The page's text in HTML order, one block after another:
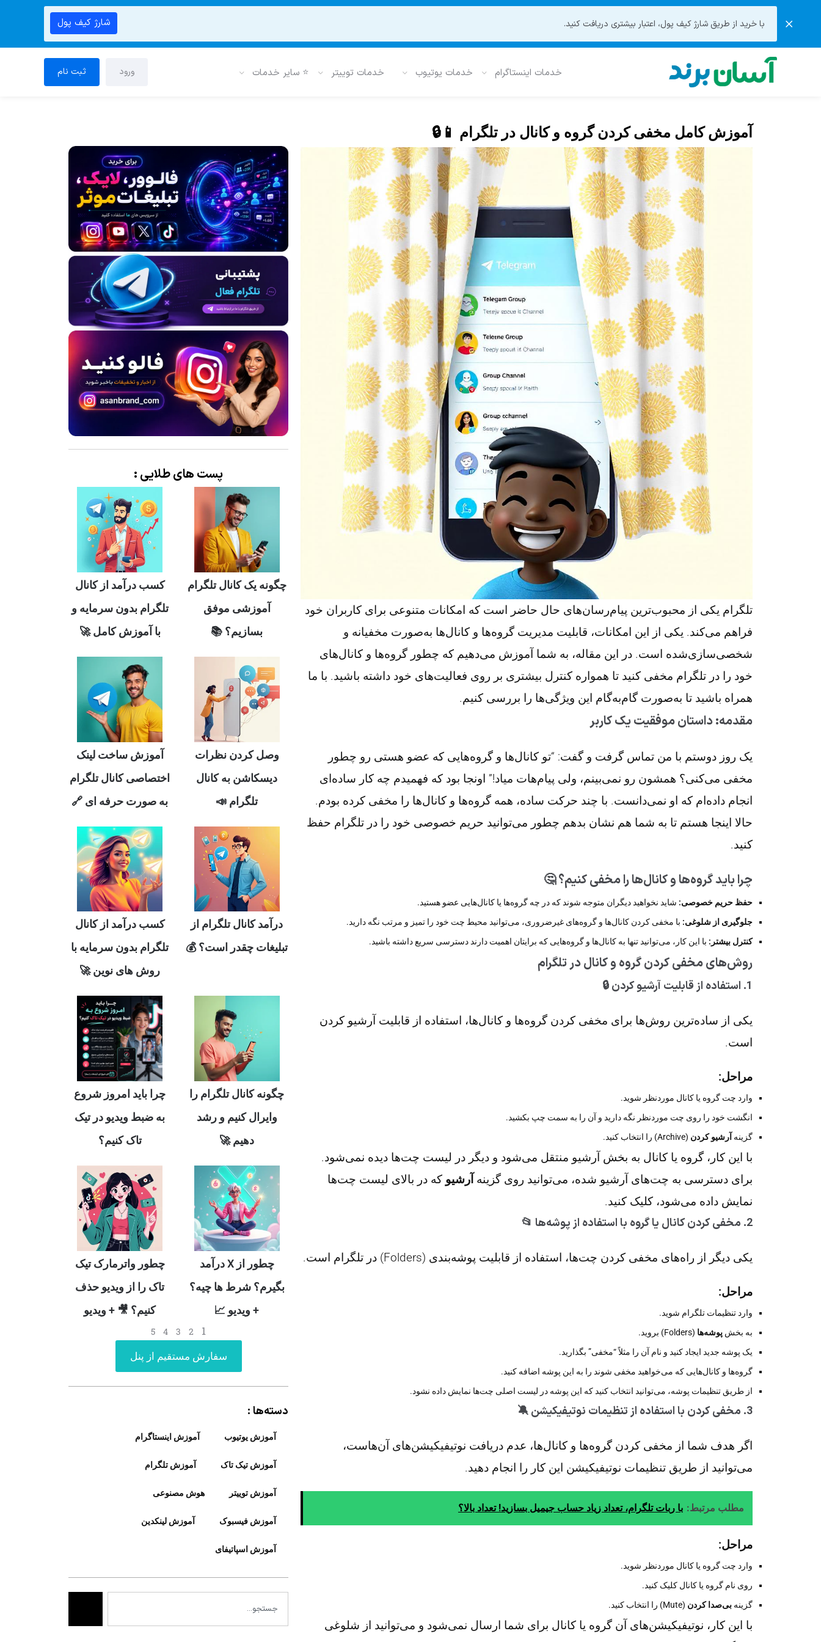
با خرید از طریق شارژ کیف پول، اعتبار بیشتری دریافت کنید. شارژ کیف پول
خدمات اینستاگرام خدمات یوتیوب خدمات توییتر ⭐ سایر خدمات ورود ثبت نام
آموزش کامل مخفی کردن گروه و کانال در تلگرام 📱🔒
تلگرام یکی از محبوب‌ترین پیام‌رسان‌های حال حاضر است که امکانات متنوعی برای کاربران خود
فراهم می‌کند. یکی از این امکانات، قابلیت مدیریت گروه‌ها و کانال‌ها به‌صورت مخفیانه و
شخصی‌سازی‌شده است. در این مقاله، به شما آموزش می‌دهیم که چطور گروه‌ها و کانال‌های
خود را در تلگرام مخفی کنید تا همواره کنترل بیشتری بر روی فعالیت‌های خود داشته باشید. با ما
همراه باشید تا به‌صورت گام‌به‌گام این ویژگی‌ها را بررسی کنیم.
مقدمه: داستان موفقیت یک کاربر
یک روز دوستم با من تماس گرفت و گفت: “تو کانال‌ها و گروه‌هایی که عضو هستی رو چطور
مخفی می‌کنی؟ همشون رو نمی‌بینم، ولی پیام‌هات میاد!” اونجا بود که فهمیدم چه کار ساده‌ای
انجام داده‌ام که او نمی‌دانست. با چند حرکت ساده، همه گروه‌ها و کانال‌ها را مخفی کرده بودم.
حالا اینجا هستم تا به شما هم نشان بدهم چطور می‌توانید حریم خصوصی خود را در تلگرام حفظ
کنید.
چرا باید گروه‌ها و کانال‌ها را مخفی کنیم؟ 🤔
حفظ حریم خصوصی: شاید نخواهید دیگران متوجه شوند که در چه گروه‌ها یا کانال‌هایی عضو هستید.
جلوگیری از شلوغی: با مخفی کردن کانال‌ها و گروه‌های غیرضروری، می‌توانید محیط چت خود را تمیز و مرتب نگه دارید.
کنترل بیشتر: با این کار، می‌توانید تنها به کانال‌ها و گروه‌هایی که برایتان اهمیت دارند دسترسی سریع داشته باشید.
روش‌های مخفی کردن گروه و کانال در تلگرام
1. استفاده از قابلیت آرشیو کردن 🔒
یکی از ساده‌ترین روش‌ها برای مخفی کردن گروه‌ها و کانال‌ها، استفاده از قابلیت آرشیو کردن
است.
مراحل:
وارد چت گروه یا کانال موردنظر شوید.
انگشت خود را روی چت موردنظر نگه دارید و آن را به سمت چپ بکشید.
گزینه آرشیو کردن (Archive) را انتخاب کنید.
با این کار، گروه یا کانال به بخش آرشیو منتقل می‌شود و دیگر در لیست چت‌ها دیده نمی‌شود.
برای دسترسی به چت‌های آرشیو شده، می‌توانید روی گزینه آرشیو که در بالای لیست چت‌ها
نمایش داده می‌شود، کلیک کنید.
2. مخفی کردن کانال یا گروه با استفاده از پوشه‌ها 📂
یکی دیگر از راه‌های مخفی کردن چت‌ها، استفاده از قابلیت پوشه‌بندی (Folders) در تلگرام است.
مراحل:
وارد تنظیمات تلگرام شوید.
به بخش پوشه‌ها (Folders) بروید.
یک پوشه جدید ایجاد کنید و نام آن را مثلاً “مخفی” بگذارید.
گروه‌ها و کانال‌هایی که می‌خواهید مخفی شوند را به این پوشه اضافه کنید.
از طریق تنظیمات پوشه، می‌توانید انتخاب کنید که این پوشه در لیست اصلی چت‌ها نمایش داده نشود.
3. مخفی کردن با استفاده از تنظیمات نوتیفیکیشن 🔕
اگر هدف شما از مخفی کردن گروه‌ها و کانال‌ها، عدم دریافت نوتیفیکیشن‌های آن‌هاست،
می‌توانید از طریق تنظیمات نوتیفیکیشن این کار را انجام دهید.
مطلب مرتبط: با ربات تلگرام، تعداد زیاد حساب جیمیل بسازید! تعداد بالا؟
مراحل:
وارد چت گروه یا کانال موردنظر شوید.
روی نام گروه یا کانال کلیک کنید.
گزینه بی‌صدا کردن (Mute) را انتخاب کنید.
با این کار، نوتیفیکیشن‌های آن گروه یا کانال برای شما ارسال نمی‌شود و می‌توانید از شلوغی
پست های طلایی :
چگونه یک کانال تلگرام
آموزشی موفق
بسازیم؟ 📚
کسب درآمد از کانال
تلگرام بدون سرمایه و
با آموزش کامل 🚀
وصل کردن نظرات
دیسکاشن به کانال
تلگرام 📣
آموزش ساخت لینک
اختصاصی کانال تلگرام
به صورت حرفه ای 🔗
درآمد کانال تلگرام از
تبلیغات چقدر است؟ 💰
کسب درآمد از کانال
تلگرام بدون سرمایه با
روش های نوین 🚀
چگونه کانال تلگرام را
وایرال کنیم و رشد
دهیم 🚀
چرا باید امروز شروع
به ضبط ویدیو در تیک
تاک کنیم؟
چطور از X درآمد
بگیرم؟ شرط ها چیه؟
+ ویدیو 📈
چطور واترمارک تیک
تاک را از ویدیو حذف
کنیم؟ 🎥 + ویدیو
1
2
3
4
5
سفارش مستقیم از پنل
دسته‌ها :
آموزش یوتیوب آموزش اینستاگرام
آموزش تیک تاک آموزش تلگرام
آموزش توییتر هوش مصنوعی
آموزش فیسبوک آموزش لینکدین
آموزش اسپاتیفای